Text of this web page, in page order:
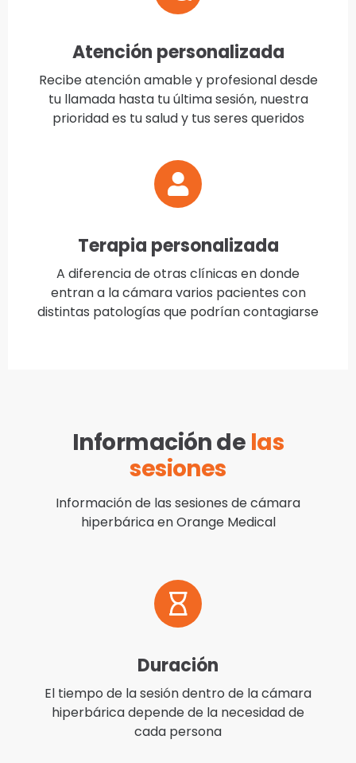
Atención personalizada
Recibe atención amable y profesional desde
tu llamada hasta tu última sesión, nuestra
prioridad es tu salud y tus seres queridos
Terapia personalizada
A diferencia de otras clínicas en donde
entran a la cámara varios pacientes con
distintas patologías que podrían contagiarse
Información de las
sesiones
Información de las sesiones de cámara
hiperbárica en Orange Medical
Duración
El tiempo de la sesión dentro de la cámara
hiperbárica depende de la necesidad de
cada persona